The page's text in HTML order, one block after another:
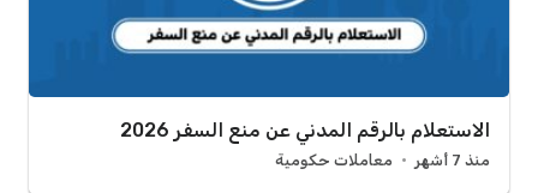
الاستعلام بالرقم المدني عن منع السفر 2026
منذ 7 أشهر معاملات حكومية